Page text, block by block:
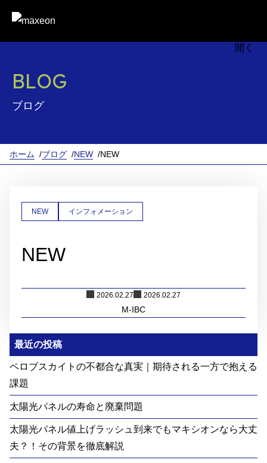
BLOG
ブログ
ホーム ブログ NEW NEW
NEW インフォメーション
NEW
2026.02.27 2026.02.27
M-IBC
最近の投稿
ペロブスカイトの不都合な真実｜期待される一方で抱える
課題
太陽光パネルの寿命と廃棄問題
太陽光パネル値上げラッシュ到来でもマキシオンなら大丈
夫？！その背景を徹底解説